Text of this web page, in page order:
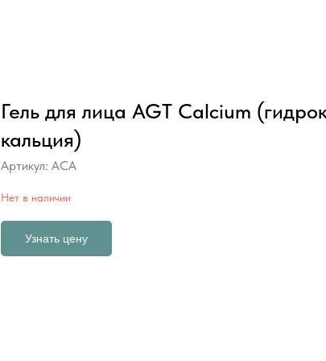
Гель для лица AGT Calcium
кальция)
Артикул: ACA
Нет в наличии
Узнать цену